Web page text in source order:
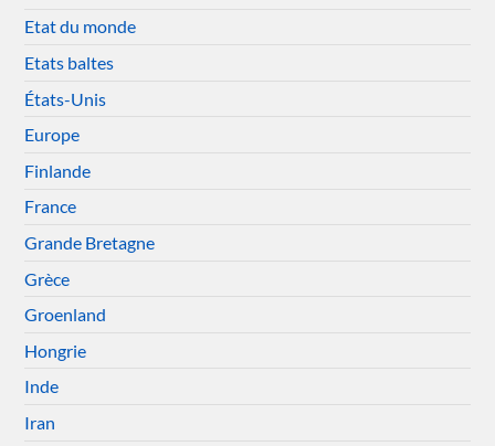
Etat du monde
Etats baltes
États-Unis
Europe
Finlande
France
Grande Bretagne
Grèce
Groenland
Hongrie
Inde
Iran